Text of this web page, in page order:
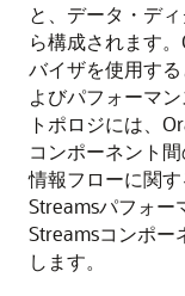
と、データ・デ
ら構成されます
バイザを使用す
よびパフォーマ
トポロジには、
コンポーネント
情報フローに関
Streamsパフォー
Streamsコンポー
します。